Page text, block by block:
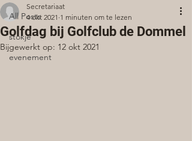
All Posts
stokje
evenement
Golfdag bij Golfclub de Dommel
Secretariaat
4 okt 2021 1 minuten om te lezen
Bijgewerkt op: 12 okt 2021